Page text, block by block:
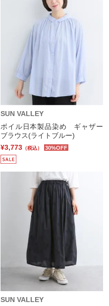
SUN VALLEY
ボイル日本製品染め ギャザー
ブラウス(ライトブルー)
¥3,773 （税込） 30%OFF
SUN VALLEY